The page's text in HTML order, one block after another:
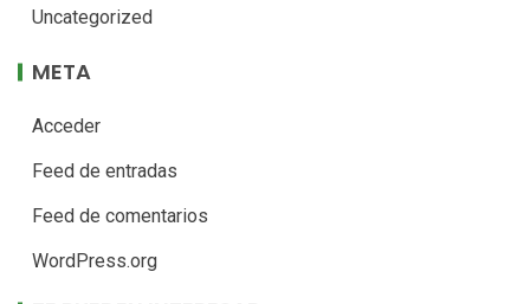
Uncategorized
META
Acceder
Feed de entradas
Feed de comentarios
WordPress.org